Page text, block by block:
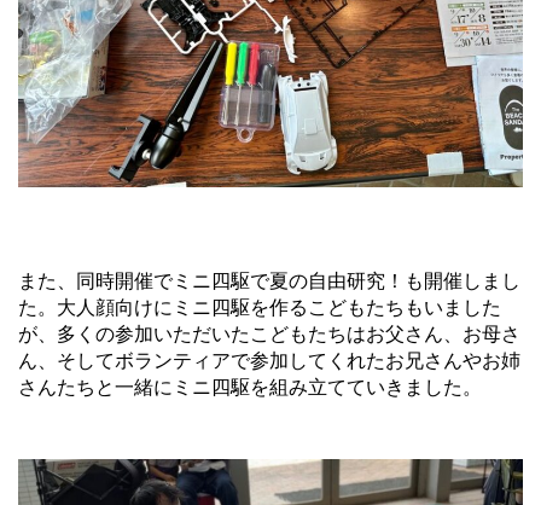
また、同時開催でミニ四駆で夏の自由研究！も開催しまし
た。大人顔向けにミニ四駆を作るこどもたちもいました
が、多くの参加いただいたこどもたちはお父さん、お母さ
ん、そしてボランティアで参加してくれたお兄さんやお姉
さんたちと一緒にミニ四駆を組み立てていきました。